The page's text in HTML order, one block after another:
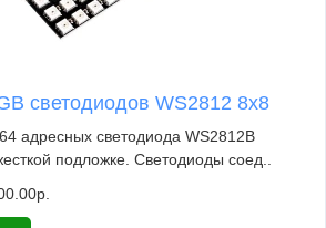
светодиодов WS2812 8x8
адресных светодиода WS2812B
подложке. Светодиоды соед..